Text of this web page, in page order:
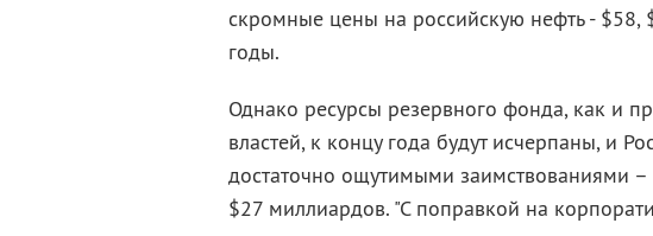
скромные цены на российскую нефть -
годы.
Однако ресурсы резервного фонда, как и
властей, к концу года будут исчерпаны, и
достаточно ощутимыми заимствованиями
$27 миллиардов. "С поправкой на